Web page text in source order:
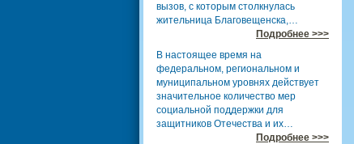
вызов, с которым столкнулась
жительница Благовещенска,…
Подробнее >>>
В настоящее время на
федеральном, региональном и
муниципальном уровнях действует
значительное количество мер
социальной поддержки для
защитников Отечества и их…
Подробнее >>>